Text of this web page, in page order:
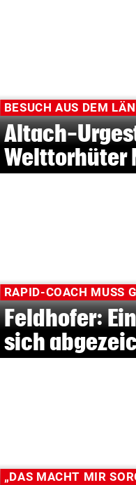
BESUCH AUS DEM
Altach-
Welttorhüter
RAPID-COACH MUSS
Feldhofer:
sich
„DAS MACHT MIR